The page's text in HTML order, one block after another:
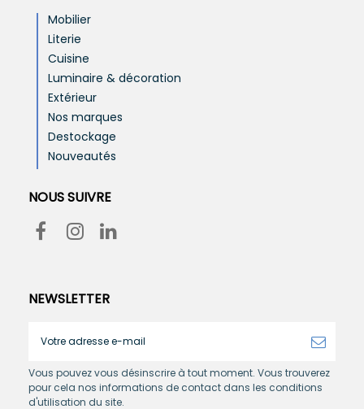
Mobilier
Literie
Cuisine
Luminaire & décoration
Extérieur
Nos marques
Destockage
Nouveautés
NOUS SUIVRE
NEWSLETTER
Vous pouvez vous désinscrire à tout moment. Vous trouverez
pour cela nos informations de contact dans les conditions
d'utilisation du site.